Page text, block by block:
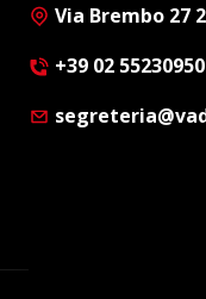
Via Brembo 27
+39 02 55230950